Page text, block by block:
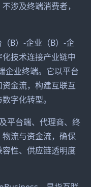
涉及终端消费者，
B）-企业（B）-企
技术连接产业链中
企业终端。它以平台
金流，构建互联互
字化转型。
平台端、代理商、终
流与资金流，确保
性、供应链透明度